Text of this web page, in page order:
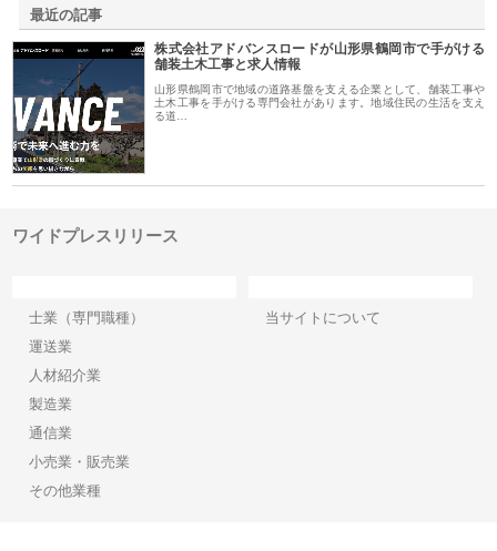
最近の記事
株式会社アドバンスロードが山形県鶴岡市で手がける
舗装土木工事と求人情報
山形県鶴岡市で地域の道路基盤を支える企業として、舗装工事や
土木工事を手がける専門会社があります。地域住民の生活を支え
る道…
ワイドプレスリリース
士業（専門職種）
運送業
人材紹介業
製造業
通信業
小売業・販売業
その他業種
当サイトについて